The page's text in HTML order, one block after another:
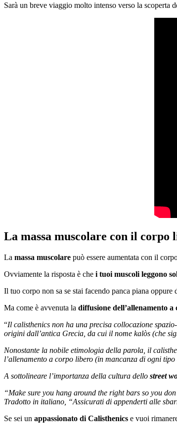
Sarà un breve viaggio molto intenso verso la scoperta
La massa muscolare con il corpo
La massa muscolare può essere aumentata con il
Ovviamente la risposta è che i tuoi muscoli leggono
Il tuo corpo non sa se stai facendo panca piana
Ma come è avvenuta la diffusione dell’allenamento
“Il calisthenics non ha una precisa collocazione
origini dall’antica Grecia, da cui il nome kalòs (che
Nonostante la nobile etimologia della parola, il
l’allenamento a corpo libero (in mancanza di ogni
A sottolineare l’importanza della cultura dello street
“Make sure you hang around the right bars so you
Tradotto in italiano, “Assicurati di appenderti alle
Se sei un appassionato di Calisthenics e vuoi